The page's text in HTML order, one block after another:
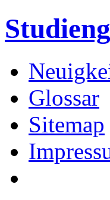
Glossar
Sitemap